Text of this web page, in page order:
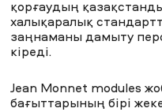
қорғаудың
халықаралық
заңнаманы дамыту
кіреді.
Jean Monnet modules
бағыттарының бірі